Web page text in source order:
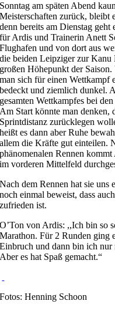
Sonntag am späten Abend
Meisterschaften zurück, bleibt
denn bereits am Dienstag
für Ardis und Trainerin Anett
Flughafen und von dort aus
die beiden Leipziger zur
großen Höhepunkt der
man sich für einen Wettkampf
bedeckt und ziemlich dunkel.
gesamten Wettkampfes bei
Am Start könnte man denken,
Sprintdistanz zurücklegen
heißt es dann aber Ruhe
allem die Kräfte gut einteilen.
phänomenalen Rennen
im vorderen Mittelfeld
Nach dem Rennen hat sie uns
noch einmal beweist, dass
zufrieden ist.
O’Ton von Ardis: ,,Ich bin so
Marathon. Für 2 Runden ging
Einbruch und dann bin ich
Aber es hat Spaß gemacht.“
Fotos: Henning Schoon